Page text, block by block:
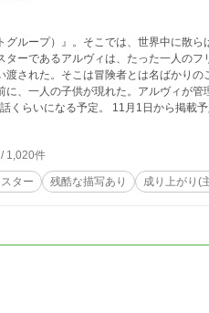
グループ）』。そこでは、世界中に散
ーであるアルヴィは、たった一人の
された。そこは冒険者とは名ばかり
、一人の子供が現れた。アルヴィが
らいになる予定。 11月1日から掲載予
1,020件
ター 残酷な描写あり 成り上がり(